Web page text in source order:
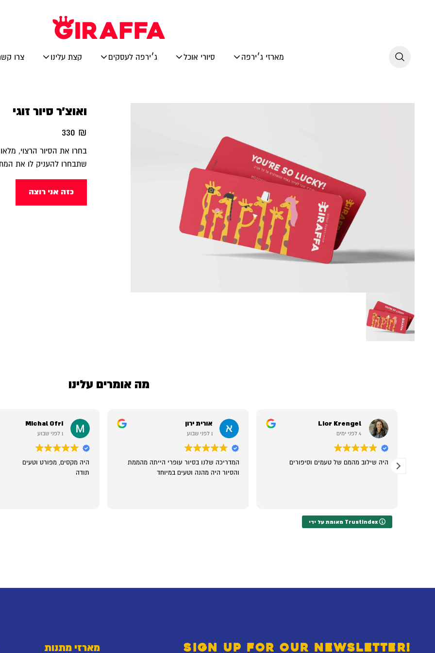
מארזי ג׳ירפה סיורי אוכל ג׳ירפה לעסקים קצת עלינו צרו
ואוצ׳ר סיור זוגי
330 ₪
בחרו את הסיור הרצוי,
שתבחרו להעניק לו את
כזה אני רוצה
מה אומרים עלינו
Michal Ofri
1 לפני שבוע
היה מקסים, מפורט וטעים
תודה
אורית ירון
1 לפני שבוע
המדריכה שלנו בסיור עופרי הייתה מהממת
והסיור היה מהנה וטעים במיוחד
Lior Krengel
4 לפני ימים
היה שילוב מהמם של טעמים וסיפורים
מאומת על ידי Trustindex
SIGN UP FOR OUR NEWSLETTER! מארזי מתנות